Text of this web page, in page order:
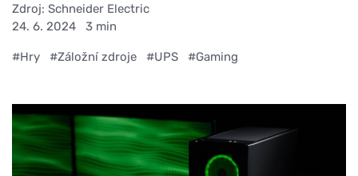
Zdroj: Schneider Electric
24. 6. 2024
3 min
#Hry #Záložní zdroje #UPS #Gaming